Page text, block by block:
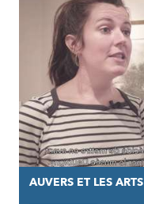
AUVERS ET LES ARTS